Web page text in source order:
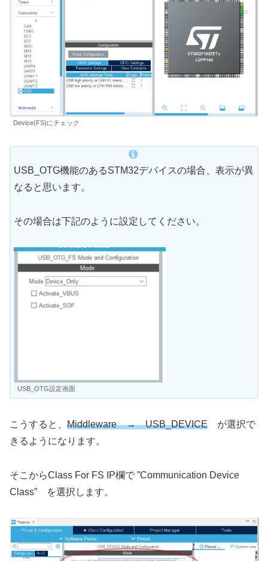
Device(FS)にチェック
USB_OTG機能のあるSTM32デバイスの場合、表示が異
なると思います。
その場合は下記のように設定してください。
USB_OTG設定画面
こうすると、 Middleware → USB_DEVICE が選択で
きるようになります。
そこからClass For FS IP欄で ”Communication Device
Class” を選択します。